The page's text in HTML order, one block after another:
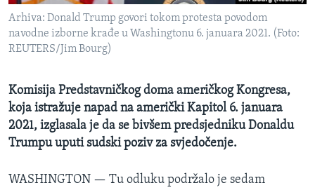
PRATITE NAS
Jezici
Arhiva: Donald Trump govori tokom protesta povodom
navodne izborne krađe u Washingtonu 6. januara 2021. (Foto:
REUTERS/Jim Bourg)
Komisija Predstavničkog doma američkog Kongresa,
koja istražuje napad na američki Kapitol 6. januara
2021, izglasala je da se bivšem predsjedniku Donaldu
Trumpu uputi sudski poziv za svjedočenje.
WASHINGTON — Tu odluku podržalo je sedam